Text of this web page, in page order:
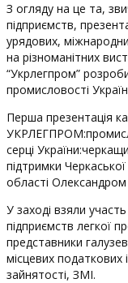
З огляду на це та,
підприємств,
урядових,
на різноманітних
“Укрлегпром”
промисловості
Перша презентація
серці
підтримки
області Олександром
У заході взяли
підприємств легкої
представники
місцевих податкових
зайнятості, ЗМІ.